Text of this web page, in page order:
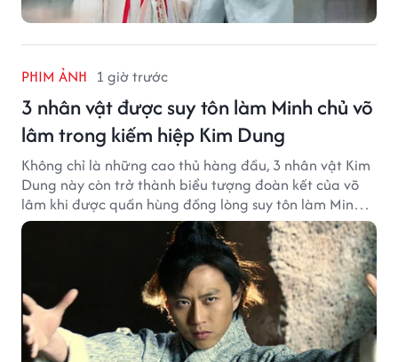
PHIM ẢNH 1 giờ trước
3 nhân vật được suy tôn làm Minh chủ võ
lâm trong kiếm hiệp Kim Dung
Không chỉ là những cao thủ hàng đầu, 3 nhân vật Kim
Dung này còn trở thành biểu tượng đoàn kết của võ
lâm khi được quần hùng đồng lòng suy tôn làm Minh
chủ.